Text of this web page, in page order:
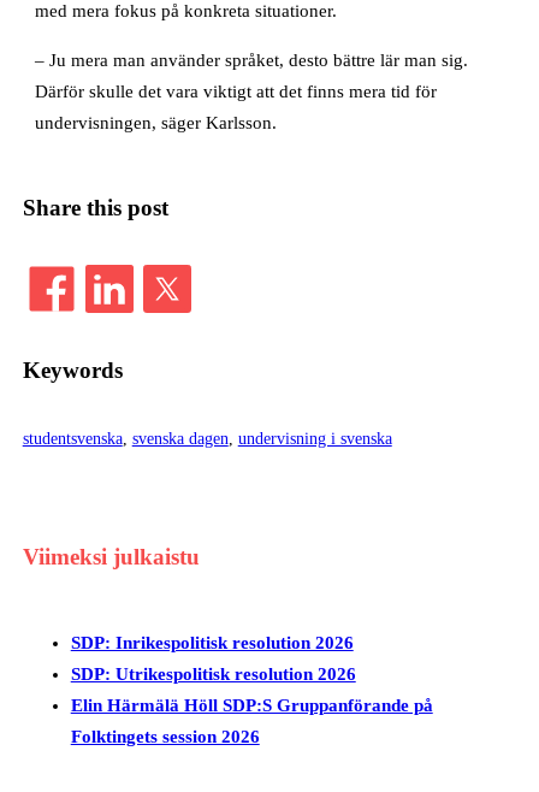
med mera fokus på konkreta situationer.
– Ju mera man använder språket, desto bättre lär man sig.
Därför skulle det vara viktigt att det finns mera tid för
undervisningen, säger Karlsson.
Share this post
Keywords
studentsvenska, svenska dagen, undervisning i svenska
Viimeksi julkaistu
SDP: Inrikespolitisk resolution 2026
SDP: Utrikespolitisk resolution 2026
Elin Härmälä Höll SDP:S Gruppanförande på
Folktingets session 2026